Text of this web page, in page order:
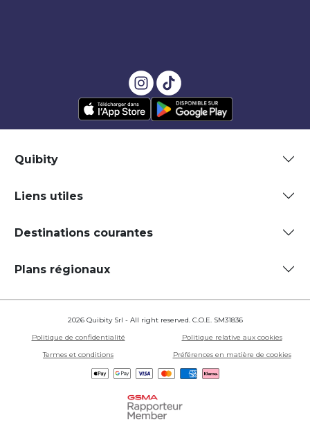
Quibity
Liens utiles
Destinations courantes
Plans régionaux
2026 Quibity Srl - All right reserved. C.O.E. SM31836
Politique de confidentialité
Politique relative aux cookies
Termes et conditions
Préférences en matière de cookies